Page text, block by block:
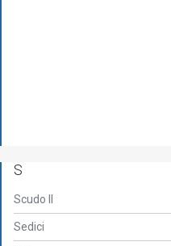
S
Scudo II
Sedici